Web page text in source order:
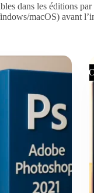
dans les éditions
macOS) avant